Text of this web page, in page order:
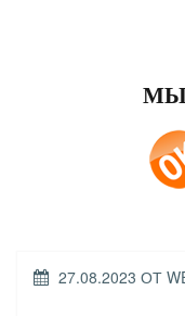
МЫ
ОПУБЛИКОВАНО
27.08.2023 ОТ